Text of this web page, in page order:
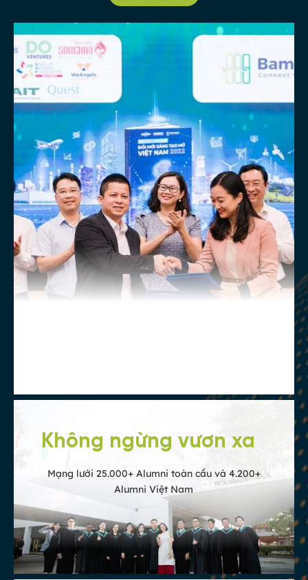
Không ngừng vươn xa
Mạng lưới 25.000+ Alumni toàn cầu và 4.200+
Alumni Việt Nam